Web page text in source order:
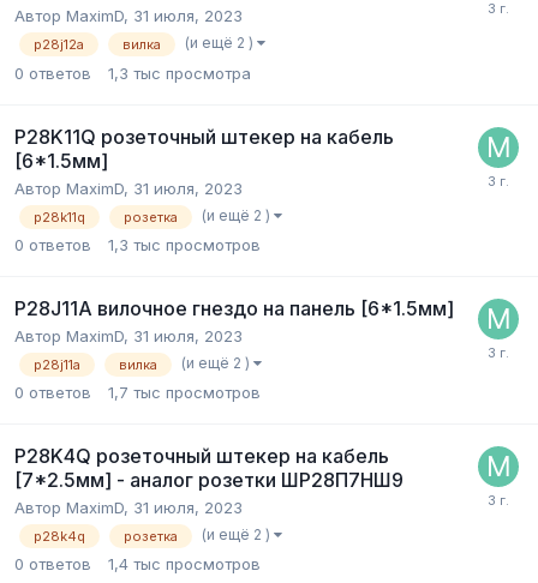
Автор MaximD, 31 июля, 2023
p28j12a вилка (и ещё 2 )
0 ответов 1,3 тыс просмотра
P28K11Q розеточный штекер на кабель
[6*1.5мм]
Автор MaximD, 31 июля, 2023
p28k11q розетка (и ещё 2 )
0 ответов 1,3 тыс просмотров
P28J11A вилочное гнездо на панель [6*1.5мм]
Автор MaximD, 31 июля, 2023
p28j11a вилка (и ещё 2 )
0 ответов 1,7 тыс просмотров
P28K4Q розеточный штекер на кабель
[7*2.5мм] - аналог розетки ШР28П7НШ9
Автор MaximD, 31 июля, 2023
p28k4q розетка (и ещё 2 )
0 ответов 1,4 тыс просмотров